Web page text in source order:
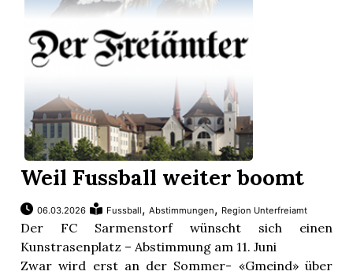
Weil Fussball weiter boomt
06.03.2026 Fussball,Abstimmungen, Region Unterfreiamt
Der FC Sarmenstorf wünscht sich einen
Kunstrasenplatz – Abstimmung am 11. Juni
Zwar wird erst an der Sommer- «Gmeind» über